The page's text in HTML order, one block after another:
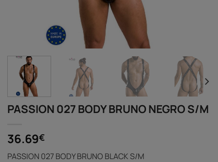
PASSION 027 BODY BRUNO NEGRO S/M
36.69€
PASSION 027 BODY BRUNO BLACK S/M